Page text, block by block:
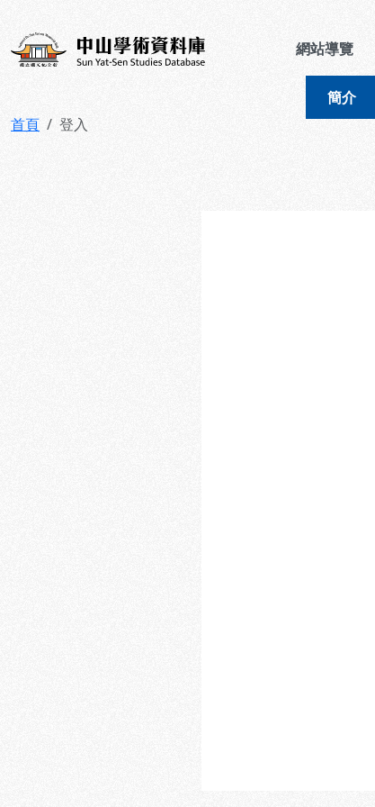
中山學術資料庫 網站導覽
簡介
首頁 登入